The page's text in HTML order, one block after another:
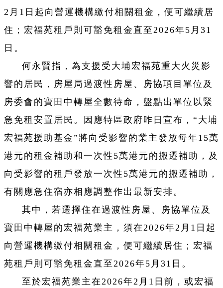
2月1日起向營運機構繳付相關租金，便可繼續居
住；宏福苑租戶則可豁免租金直至2026年5月31
日。
何永賢指，為支援受大埔宏福苑重大火災影
響的居民，房屋局過渡性房屋、房協項目單位及
房委會的寶田中轉屋全數待命，盤點出單位以緊
急免租安置居民。因應特區政府昨日宣布，“大埔
宏福苑援助基金”將向受影響的業主發放每年15萬
港元的租金補助和一次性5萬港元的搬遷補助，及
向受影響的租戶發放一次性5萬港元的搬遷補助，
有關應急住宿亦相應調整作出最新安排。
其中，若選擇住在過渡性房屋、房協單位及
寶田中轉屋的宏福苑業主，須在2026年2月1日起
向營運機構繳付相關租金，便可繼續居住；宏福
苑租戶則可豁免租金直至2026年5月31日。
至於宏福苑業主在2026年2月1日前，或宏福